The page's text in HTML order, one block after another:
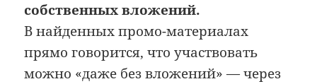
собственных вложений.
В найденных промо-материалах
прямо говорится, что участвовать
можно «даже без вложений» — через